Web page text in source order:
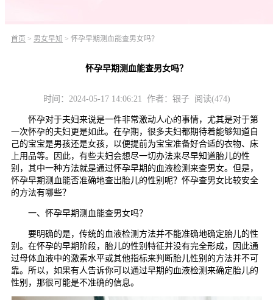
首页 > 男女早知 > 怀孕早期测血能查男女吗？
怀孕早期测血能查男女吗？
时间：2024-05-17 14:06:21 作者：银子 阅读(474)
怀孕对于夫妇来说是一件非常激动人心的事情，尤其是对于第
一次怀孕的夫妇更是如此。在孕期，很多夫妇都期待着能够知道自
己的宝宝是男孩还是女孩，以便提前为宝宝准备好合适的衣物、床
上用品等。因此，有些夫妇会想尽一切办法来尽早知道胎儿的性
别，其中一种方法就是通过怀孕早期的血液检测来查男女。但是，
怀孕早期测血能否准确地查出胎儿的性别呢？怀孕查男女比较安全
的方法有哪些？
一、怀孕早期测血能查男女吗？
要明确的是，传统的血液检测方法并不能准确地确定胎儿的性
别。在怀孕的早期阶段，胎儿的性别特征并没有完全形成，因此通
过母体血液中的激素水平或其他指标来判断胎儿性别的方法并不可
靠。所以，如果有人告诉你可以通过早期的血液检测来确定胎儿的
性别，那很可能是不准确的信息。